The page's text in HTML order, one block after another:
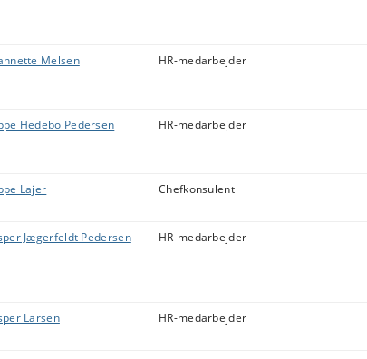
Melsen HR-medarbejder
Hedebo Pedersen HR-medarbejder
Lajer Chefkonsulent
Jægerfeldt Pedersen HR-medarbejder
Larsen HR-medarbejder